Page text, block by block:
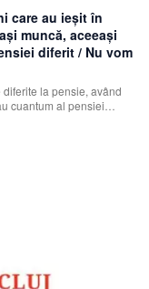
care au ieşit în
muncă, aceeaşi
diferit / Nu vom
la pensie, având
cuantum al pensiei